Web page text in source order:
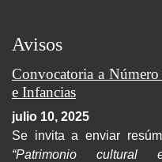
Avisos
Convocatoria a
e Infancias
julio 10, 2025
Se invita a enviar
“Patrimonio cultural